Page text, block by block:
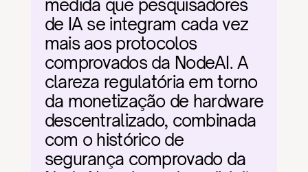
medida que pesquisadores
de IA se integram cada vez
mais aos protocolos
comprovados da NodeAI. A
clareza regulatória em torno
da monetização de hardware
descentralizado, combinada
com o histórico de
segurança comprovado da